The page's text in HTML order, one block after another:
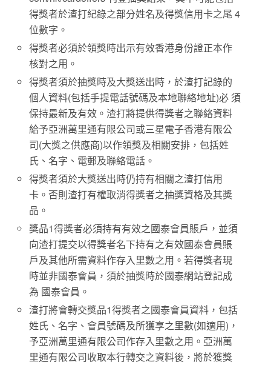
得獎者於渣打紀錄之部分姓名及得獎信用卡之尾 4
位數字。
得獎者必須於領獎時出示有效香港身份證正本作
核對之用。
得獎者須於抽獎時及大獎送出時，於渣打記錄的
個人資料(包括手提電話號碼及本地聯絡地址)必 須
保持最新及有效。渣打將提供得獎者之聯絡資料
給予亞洲萬里通有限公司或三星電子香港有限公
司(大獎之供應商)以作領獎及相關安排，包括姓
氏、名字、電郵及聯絡電話。
得獎者須於大獎送出時仍持有相關之渣打信用
卡。否則渣打有權取消得獎者之抽獎資格及其獎
品。
獎品1得獎者必須持有有效之國泰會員賬戶，並須
向渣打提交以得獎者名下持有之有效國泰會員賬
戶及其他所需資料作存入里數之用。若得獎者現
時並非國泰會員，須於抽獎時於國泰網站登記成
為 國泰會員。
渣打將會轉交獎品1得獎者之國泰會員資料，包括
姓氏、名字、會員號碼及所獲享之里數(如適用)，
予亞洲萬里通有限公司作存入里數之用。亞洲萬
里通有限公司收取本行轉交之資料後，將於獲獎